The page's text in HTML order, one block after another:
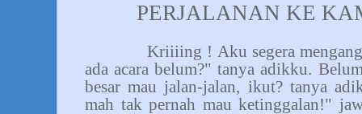
PERJALANAN KE
Kriiiing ! Aku segera
ada acara belum?" tanya adikku.
besar mau jalan-jalan, ikut? tanya
mah tak pernah mau ketinggalan!"